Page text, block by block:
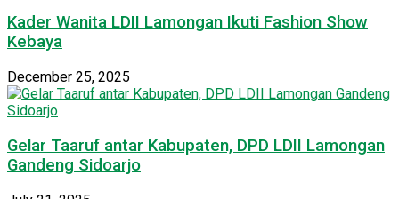
Kader Wanita LDII Lamongan Ikuti Fashion Show
Kebaya
December 25, 2025
Gelar Taaruf antar Kabupaten, DPD LDII Lamongan
Gandeng Sidoarjo